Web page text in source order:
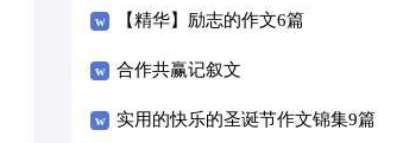
【精华】励志的作文6篇
合作共赢记叙文
实用的快乐的圣诞节作文锦集9篇